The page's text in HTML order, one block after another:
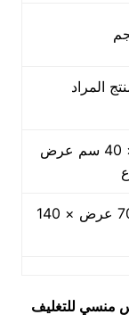
المراد
80 سم طول × 40 سم عرض
245 طول × 70 عرض × 140
منسي للتغليف